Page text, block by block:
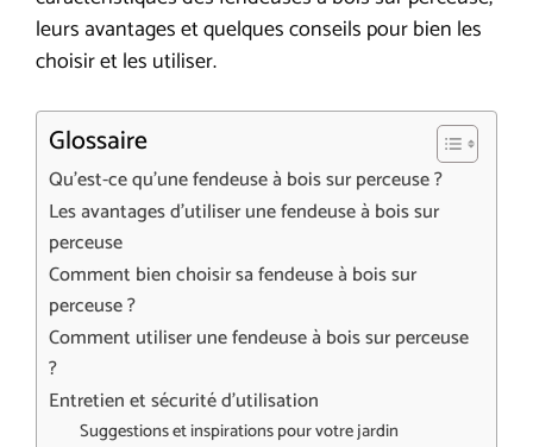
leurs avantages et quelques conseils pour bien les
choisir et les utiliser.
Glossaire
Qu’est-ce qu’une fendeuse à bois sur perceuse ?
Les avantages d’utiliser une fendeuse à bois sur
perceuse
Comment bien choisir sa fendeuse à bois sur
perceuse ?
Comment utiliser une fendeuse à bois sur perceuse
?
Entretien et sécurité d’utilisation
Suggestions et inspirations pour votre jardin